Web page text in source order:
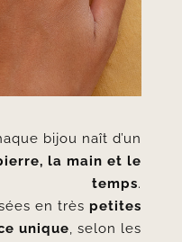
bijou naît d’un
la main et le
temps.
en très petites
unique, selon les